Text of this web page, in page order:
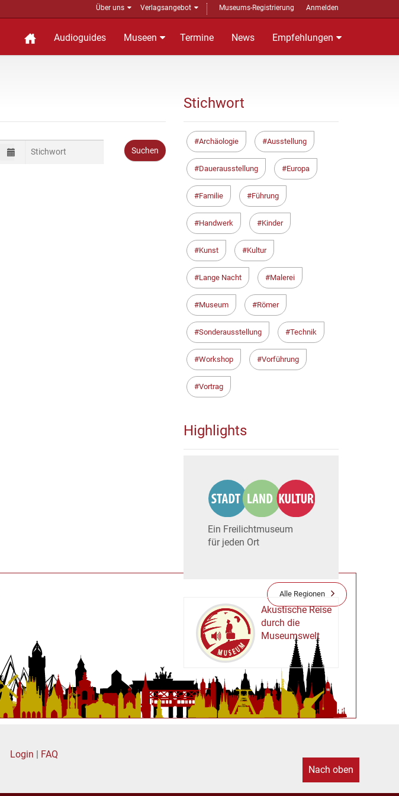
Über uns Verlagsangebot Museums-Registrierung Anmelden
Audioguides Museen Termine News Empfehlungen
Alle Regionen
Stichwort
Archäologie Ausstellung
Dauerausstellung Europa
Familie Führung
Handwerk Kinder
Kunst Kultur
Lange Nacht Malerei
Museum Römer
Sonderausstellung Technik
Workshop Vorführung
Vortrag
Highlights
Ein Freilichtmuseum
für jeden Ort
MUSEUM
Akustische Reise
durch die
Museumswelt
Login | FAQ
Nach oben